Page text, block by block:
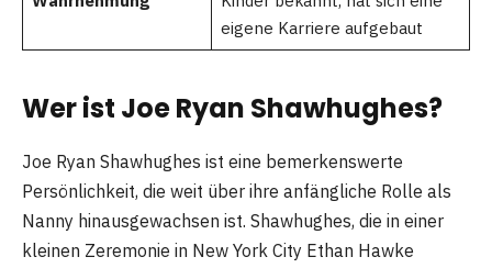
eigene Karriere aufgebaut
Wer ist Joe Ryan Shawhughes?
Joe Ryan Shawhughes ist eine bemerkenswerte
Persönlichkeit, die weit über ihre anfängliche Rolle als
Nanny hinausgewachsen ist. Shawhughes, die in einer
kleinen Zeremonie in New York City Ethan Hawke